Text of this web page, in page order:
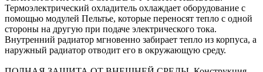
Термоэлектрический охладитель охлаждает оборудование с
помощью модулей Пельтье, которые переносят тепло с одной
стороны на другую при подаче электрического тока.
Внутренний радиатор мгновенно забирает тепло из корпуса, а
наружный радиатор отводит его в окружающую среду.